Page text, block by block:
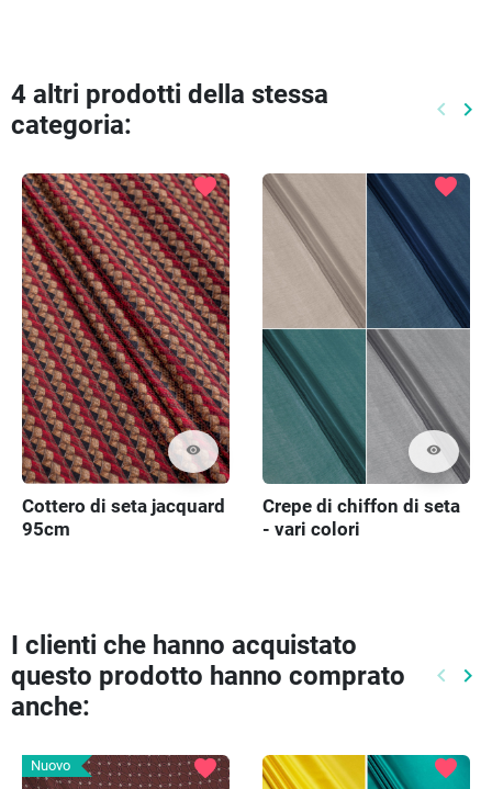
4 altri prodotti della stessa
categoria:
keyboard_arrow_left keyboard_arrow_right
visibility
favorite
Cottero di seta jacquard
95cm
visibility
favorite
Crepe di chiffon di seta
- vari colori
I clienti che hanno acquistato
questo prodotto hanno comprato
anche:
keyboard_arrow_left keyboard_arrow_right
Nuovo favorite favorite